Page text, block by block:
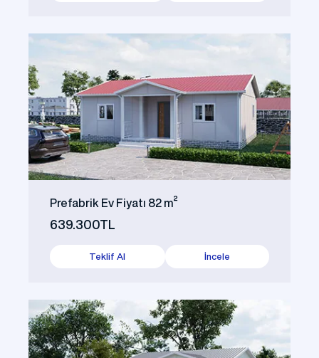
Prefabrik Ev Fiyatı 82 m²
639.300TL
Teklif Al İncele